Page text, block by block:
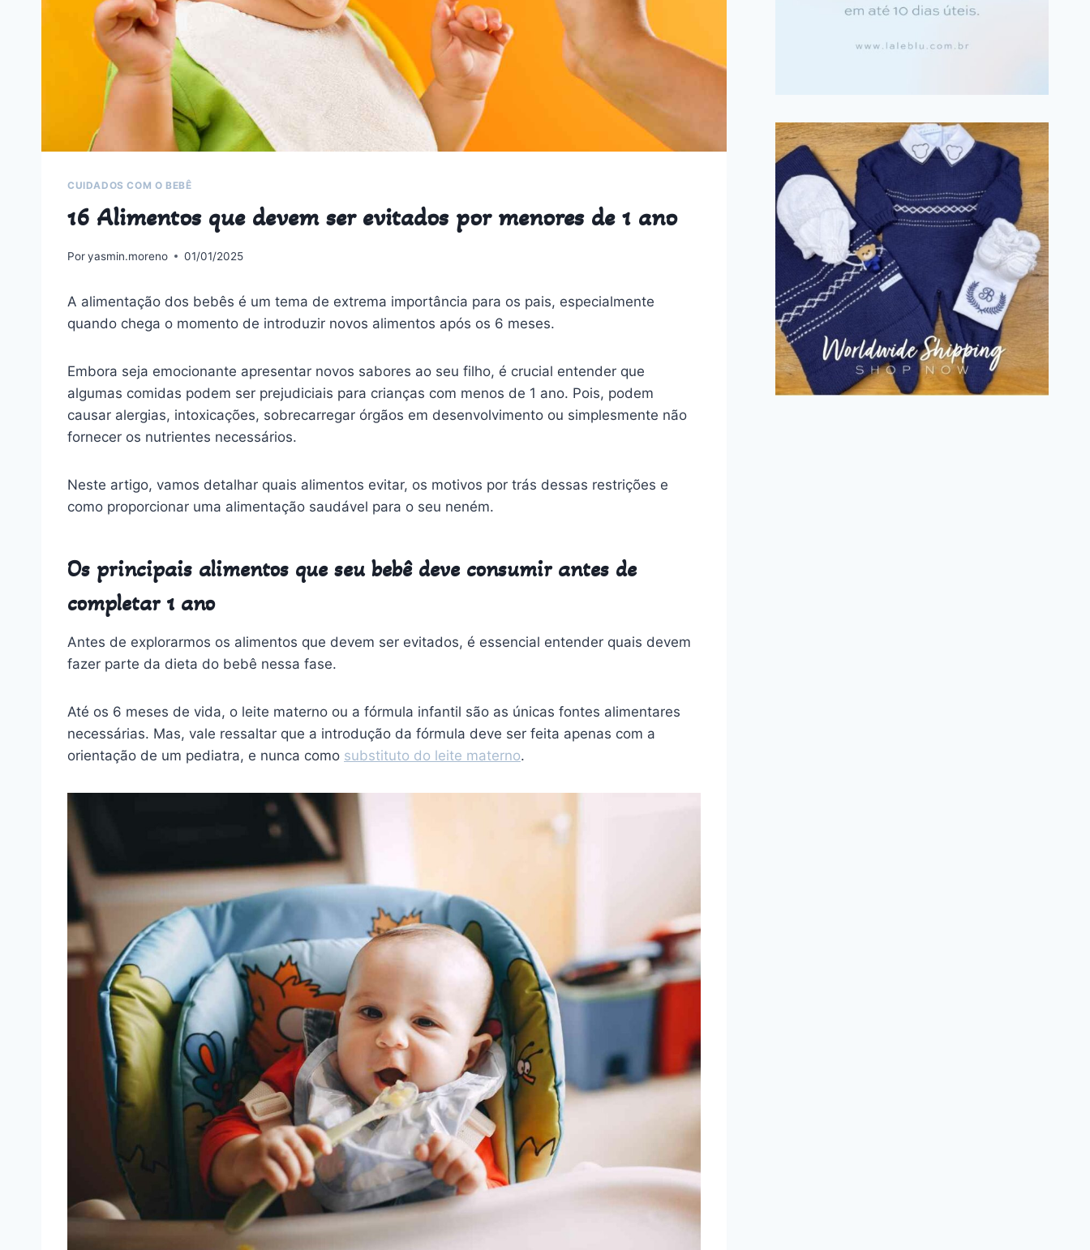
CUIDADOS COM O BEBÊ
16 Alimentos que devem ser evitados por menores de 1 ano
Poryasmin.moreno 01/01/2025
A alimentação dos bebês é um tema de extrema importância para os pais, especialmente
quando chega o momento de introduzir novos alimentos após os 6 meses.
Embora seja emocionante apresentar novos sabores ao seu filho, é crucial entender que
algumas comidas podem ser prejudiciais para crianças com menos de 1 ano. Pois, podem
causar alergias, intoxicações, sobrecarregar órgãos em desenvolvimento ou simplesmente não
fornecer os nutrientes necessários.
Neste artigo, vamos detalhar quais alimentos evitar, os motivos por trás dessas restrições e
como proporcionar uma alimentação saudável para o seu neném.
Os principais alimentos que seu bebê deve consumir antes de
completar 1 ano
Antes de explorarmos os alimentos que devem ser evitados, é essencial entender quais devem
fazer parte da dieta do bebê nessa fase.
Até os 6 meses de vida, o leite materno ou a fórmula infantil são as únicas fontes alimentares
necessárias. Mas, vale ressaltar que a introdução da fórmula deve ser feita apenas com a
orientação de um pediatra, e nunca como substituto do leite materno.